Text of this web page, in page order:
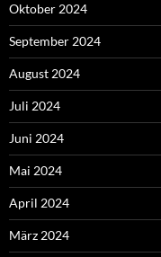
Oktober 2024
September 2024
August 2024
Juli 2024
Juni 2024
Mai 2024
April 2024
März 2024